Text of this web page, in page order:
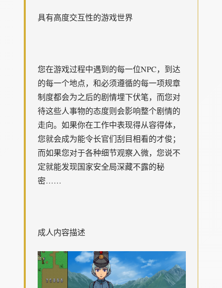
具有高度交互性的游戏世界
您在游戏过程中遇到的每一位NPC，到达
的每一个地点，和必须遵循的每一项规章
制度都会为之后的剧情埋下伏笔，而您对
待这些人事物的态度则会影响整个剧情的
走向。如果你在工作中表现得从容得体，
您就会成为能令长官们刮目相看的才俊；
而如果您对于各种细节观察入微，您说不
定就能发现国家安全局深藏不露的秘
密……
成人内容描述